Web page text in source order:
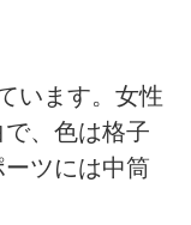
います。女性
、色は格子
ツには中筒